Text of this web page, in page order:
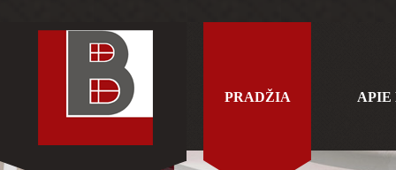
PRADŽIA APIE